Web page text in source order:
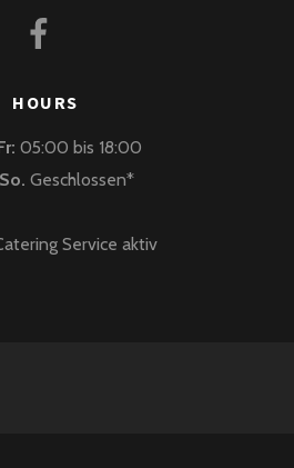
HOURS
05:00 bis 18:00
Geschlossen*
Service aktiv